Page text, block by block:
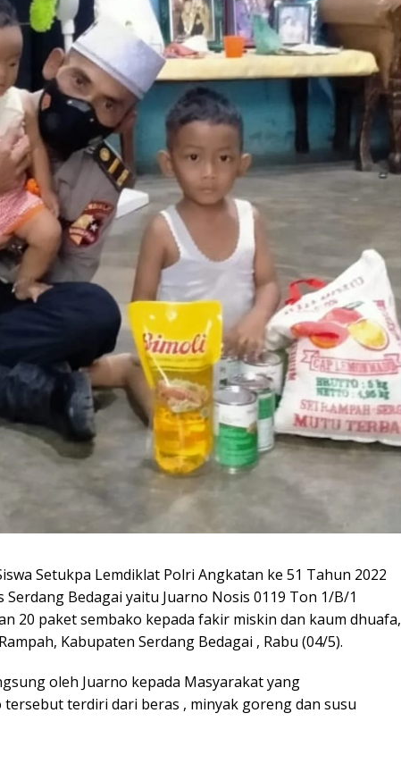
Setukpa Lemdiklat Polri Angkatan ke 51 Tahun 2022
Bedagai yaitu Juarno Nosis 0119 Ton 1/B/1
20 paket sembako kepada fakir miskin dan kaum dhuafa,
Kabupaten Serdang Bedagai , Rabu (04/5).
oleh Juarno kepada Masyarakat yang
terdiri dari beras , minyak goreng dan susu